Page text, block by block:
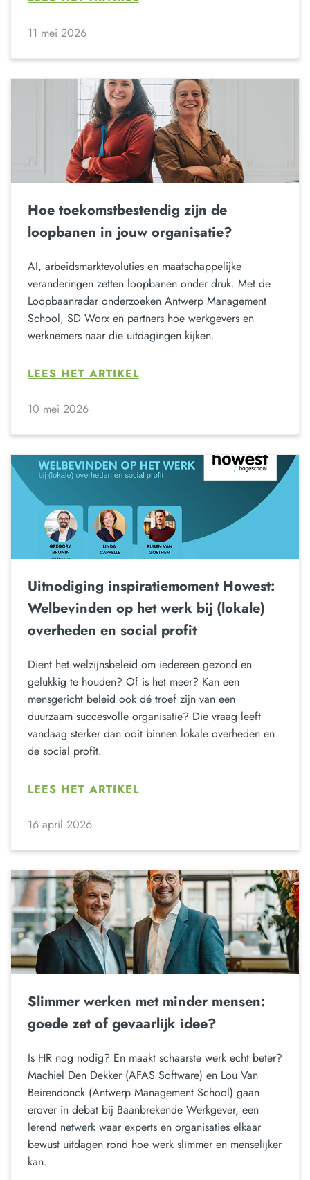
11 mei 2026
Hoe toekomstbestendig zijn de
loopbanen in jouw organisatie?
AI, arbeidsmarktevoluties en maatschappelijke
veranderingen zetten loopbanen onder druk. Met de
Loopbaanradar onderzoeken Antwerp Management
School, SD Worx en partners hoe werkgevers en
werknemers naar die uitdagingen kijken.
LEES HET ARTIKEL
10 mei 2026
Uitnodiging inspiratiemoment Howest:
Welbevinden op het werk bij (lokale)
overheden en social profit
Dient het welzijnsbeleid om iedereen gezond en
gelukkig te houden? Of is het meer? Kan een
mensgericht beleid ook dé troef zijn van een
duurzaam succesvolle organisatie? Die vraag leeft
vandaag sterker dan ooit binnen lokale overheden en
de social profit.
LEES HET ARTIKEL
16 april 2026
Slimmer werken met minder mensen:
goede zet of gevaarlijk idee?
Is HR nog nodig? En maakt schaarste werk echt beter?
Machiel Den Dekker (AFAS Software) en Lou Van
Beirendonck (Antwerp Management School) gaan
erover in debat bij Baanbrekende Werkgever, een
lerend netwerk waar experts en organisaties elkaar
bewust uitdagen rond hoe werk slimmer en menselijker
kan.